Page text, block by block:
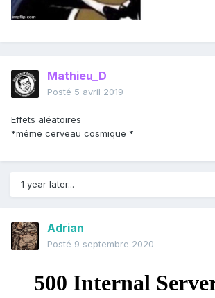
Mathieu_D
Posté 5 avril 2019
Effets aléatoires
*même cerveau cosmique *
1 year later...
Adrian
Posté 9 septembre 2020